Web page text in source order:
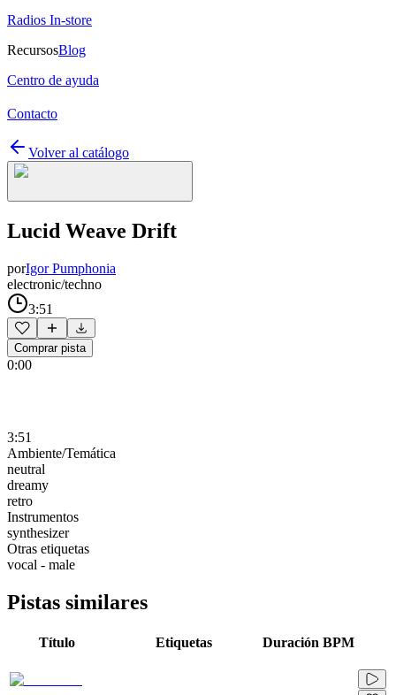
Radios In-store
RecursosBlog
Centro de ayuda
Contacto
Volver al catálogo
Lucid Weave Drift
porIgor Pumphonia
electronic/techno
3:51
Comprar pista
0:00
3:51
Ambiente/Temática
neutral
dreamy
retro
Instrumentos
synthesizer
Otras etiquetas
vocal - male
Pistas similares
Título Etiquetas Duración BPM